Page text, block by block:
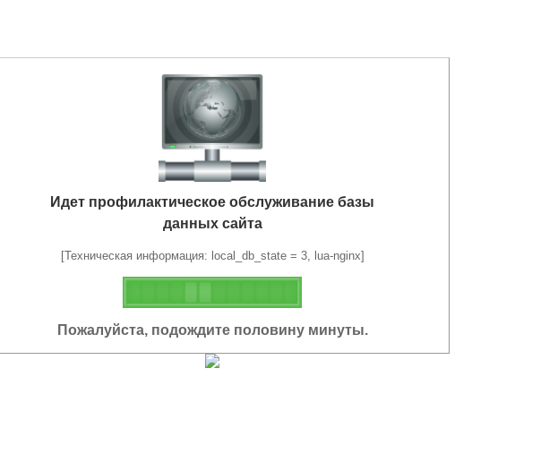
Идет профилактическое обслуживание базы
данных сайта
[Техническая информация: local_db_state = 3, lua-nginx]
Пожалуйста, подождите половину минуты.